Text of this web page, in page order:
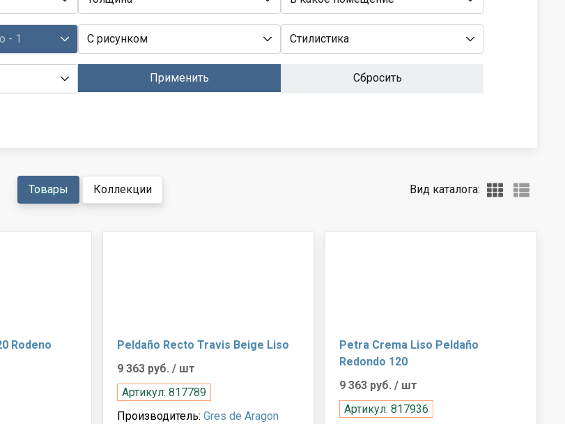
- 1 С рисунком Стилистика
Применить Сбросить
Товары Коллекции Вид каталога:
Rodeno
Peldaño Recto Travis Beige Liso
9 363 руб. / шт
Артикул: 817789
Производитель: Gres de Aragon
Petra Crema Liso Peldaño
Redondo 120
9 363 руб./ шт
Артикул: 817936